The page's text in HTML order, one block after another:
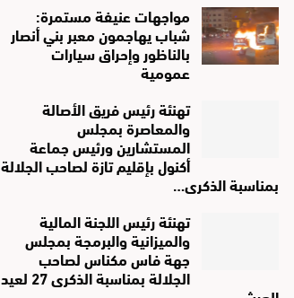
مواجهات عنيفة مستمرة:
شباب يهاجمون معبر بني أنصار
بالناظور وإحراق سيارات
عمومية
تهنئة رئيس فريق الأصالة
والمعاصرة بمجلس
المستشارين ورئيس جماعة
أكنول بإقليم تازة لصاحب الجلالة
بمناسبة الذكرى…
تهنئة رئيس اللجنة المالية
والميزانية والبرمجة بمجلس
جهة فاس مكناس لصاحب
الجلالة بمناسبة الذكرى 27 لعيد